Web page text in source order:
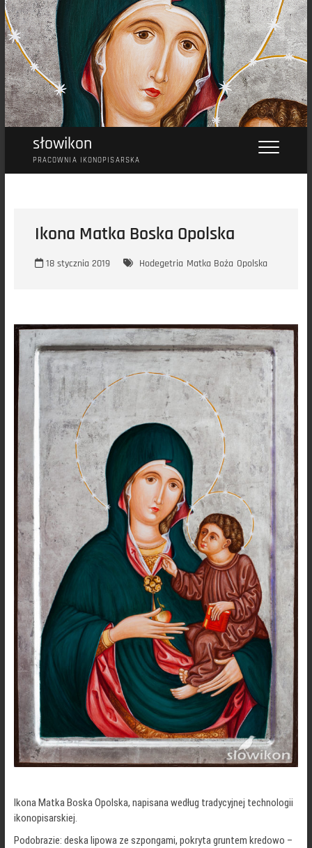
Przejdź
do
treści
słowikon
PRACOWNIA IKONOPISARSKA
Ikona Matka Boska Opolska
18 stycznia 2019 Hodegetria Matka Boża Opolska
Ikona Matka Boska Opolska, napisana według tradycyjnej technologii
ikonopisarskiej.
Podobrazie: deska lipowa ze szpongami, pokryta gruntem kredowo –